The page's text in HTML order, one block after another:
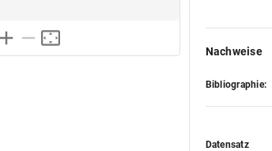
Nachweise
Bibliographie:
Datensatz